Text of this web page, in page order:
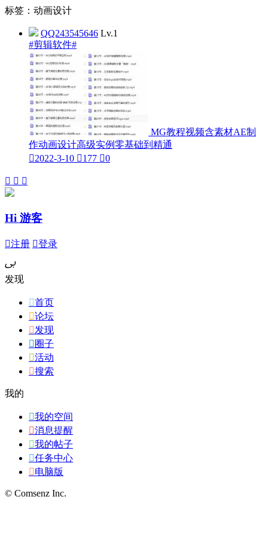
标签：动画设计
QQ243545646 Lv.1
#剪辑软件#
MG教程视频含素材AE制
作动画设计高级实例零基础到精通
2022-3-10 177 0
  
Hi 游客
注册 登录
ﰉ
发现
首页
论坛
发现
 圈子
活动
搜索
我的
我的空间
消息提醒
我的帖子
任务中心
电脑版
© Comsenz Inc.